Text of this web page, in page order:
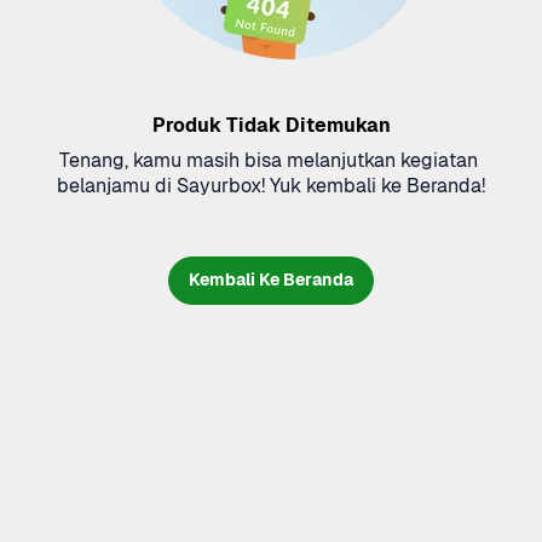
Produk Tidak Ditemukan
Tenang, kamu masih bisa melanjutkan kegiatan
belanjamu di Sayurbox! Yuk kembali ke Beranda!
Kembali Ke Beranda